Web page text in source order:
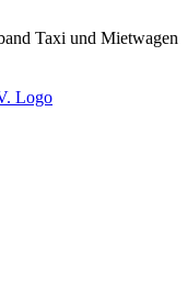
Taxi und Mietwagen